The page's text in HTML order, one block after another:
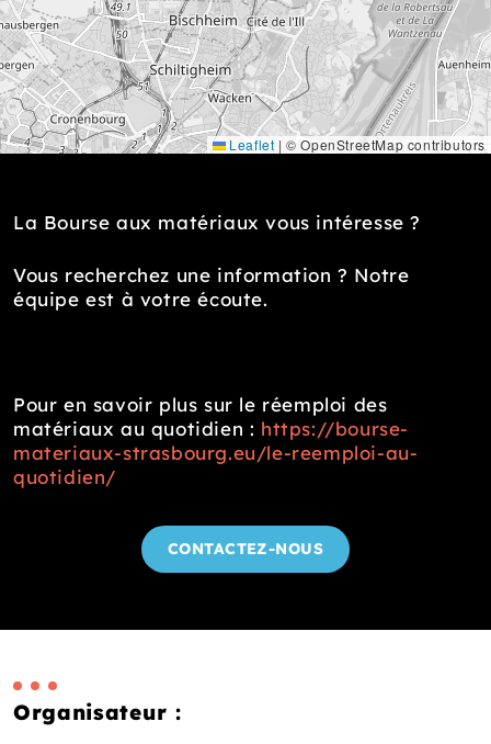
Leaflet | © OpenStreetMap contributors
La Bourse aux matériaux vous intéresse ?
Vous recherchez une information ? Notre
équipe est à votre écoute.
Pour en savoir plus sur le réemploi des
matériaux au quotidien : https://bourse-
materiaux-strasbourg.eu/le-reemploi-au-
quotidien/
CONTACTEZ-NOUS
Organisateur :